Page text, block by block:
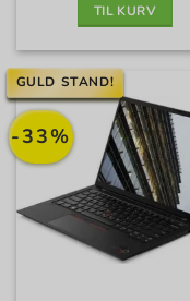
TIL KURV
-33%
GULD STAND!